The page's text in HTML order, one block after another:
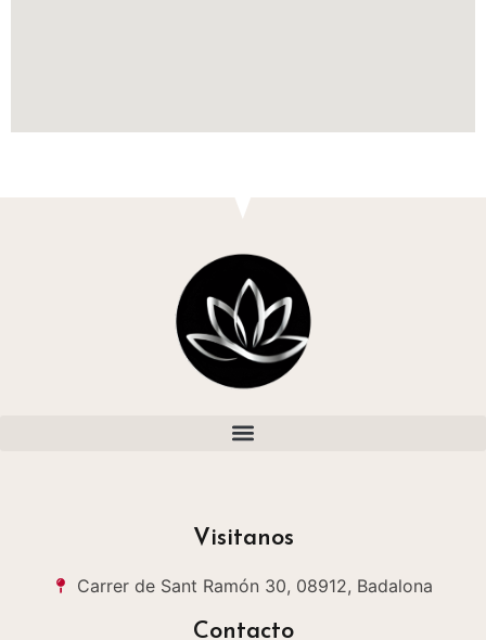
Visitanos
Carrer de Sant Ramón 30, 08912, Badalona
Contacto